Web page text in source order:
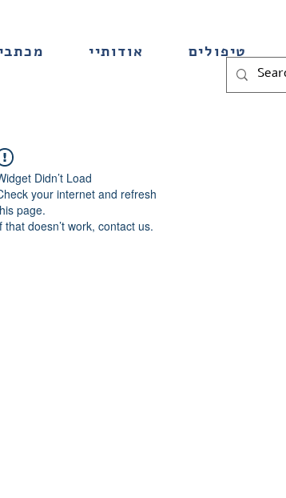
טיפולים אודותיי
Didn’t Load
your internet and refresh
page.
that doesn’t work, contact us.